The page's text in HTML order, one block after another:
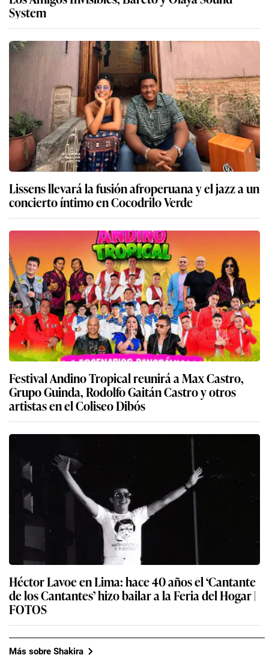
System
Lissens llevará la fusión afroperuana y el jazz a un
concierto íntimo en Cocodrilo Verde
Festival Andino Tropical reunirá a Max Castro,
Grupo Guinda, Rodolfo Gaitán Castro y otros
artistas en el Coliseo Dibós
Héctor Lavoe en Lima: hace 40 años el ‘Cantante
de los Cantantes’ hizo bailar a la Feria del Hogar |
FOTOS
Más sobre Shakira